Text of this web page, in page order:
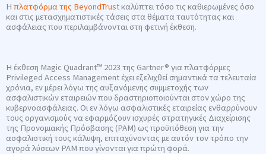
Η πλατφόρμα της BeyondTrustκαλύπτει τόσο τις καθιερωμένες όσο
και στις μετασχηματιστικές τάσεις στα θέματα ταυτότητας και
ασφάλειας που περιλαμβάνονται στη φετινή έκθεση.
Η έκθεση Magic Quadrant™ 2023 της Gartner® για πλατφόρμες
Privileged Access Management έχει εξελιχθεί σημαντικά τα τελευταία
χρόνια, εν μέρει λόγω της αυξανόμενης συμμετοχής των
ασφαλιστικών εταιρειών που δραστηριοποιούνται στον χώρο της
κυβερνοασφάλειας. Οι εν λόγω ασφαλιστικές εταιρείας ενθαρρύνουν
τους οργανισμούς να εφαρμόζουν ισχυρές στρατηγικές Διαχείρισης
της Προνομιακής Πρόσβασης (PAM) ως προϋπόθεση για την
ασφαλιστική τους κάλυψη, επιταχύνοντας με αυτόν τον τρόπο την
αγορά λύσεων PAM που γίνονται για πρώτη φορά.